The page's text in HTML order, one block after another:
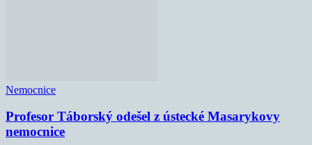
Nemocnice
Profesor Táborský odešel z ústecké Masarykovy
nemocnice